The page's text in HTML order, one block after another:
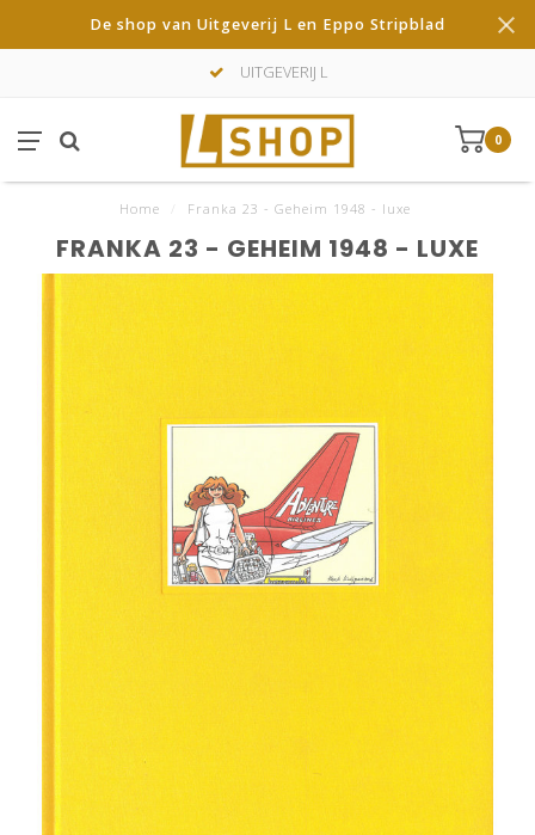
De shop van Uitgeverij L en Eppo Stripblad
UITGEVERIJ L
0
Home Franka 23 - Geheim 1948 - luxe
FRANKA 23 - GEHEIM 1948 - LUXE